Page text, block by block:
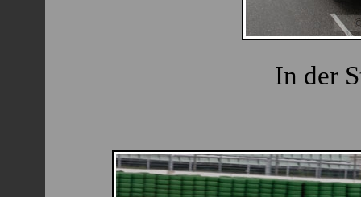
In der